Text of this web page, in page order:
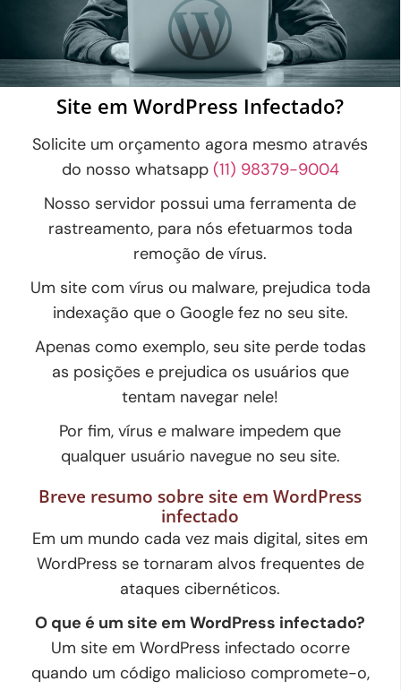
Site em WordPress Infectado?
Solicite um orçamento agora mesmo através
do nosso whatsapp (11) 98379-9004
Nosso servidor possui uma ferramenta de
rastreamento, para nós efetuarmos toda
remoção de vírus.
Um site com vírus ou malware, prejudica toda
indexação que o Google fez no seu site.
Apenas como exemplo, seu site perde todas
as posições e prejudica os usuários que
tentam navegar nele!
Por fim, vírus e malware impedem que
qualquer usuário navegue no seu site.
Breve resumo sobre site em WordPress
infectado
Em um mundo cada vez mais digital, sites em
WordPress se tornaram alvos frequentes de
ataques cibernéticos.
O que é um site em WordPress infectado?
Um site em WordPress infectado ocorre
quando um código malicioso compromete-o,